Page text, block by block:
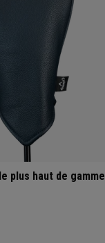
plus haut de gamme